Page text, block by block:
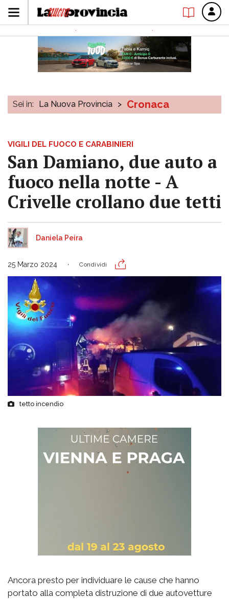
Sei in: La Nuova Provincia > Cronaca
VIGILI DEL FUOCO E CARABINIERI
San Damiano, due auto a
fuoco nella notte - A
Crivelle crollano due tetti
Daniela Peira
25 Marzo 2024 Condividi
tetto incendio
Ancora presto per individuare le cause che hanno
portato alla completa distruzione di due autovetture